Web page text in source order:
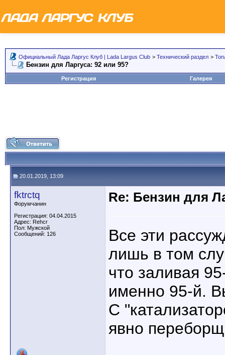
Официальный Лада Ларгус Клуб | Lada Largus Club > Технический раздел >
Бензин для Ларгуса: 92 или 95?
Регистрация Галерея
20.01.2019, 13:09
fktrctq
Форумчанин
Регистрация: 04.04.2015
Адрес: Rehcr
Пол: Мужской
Сообщений: 126
Re: Бензин для
Все эти
лишь в том
что заливая
именно 95-й.
С
явно